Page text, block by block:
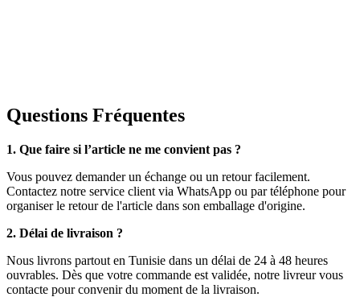
Questions Fréquentes
1. Que faire si l’article ne me convient pas ?
Vous pouvez demander un échange ou un retour facilement.
Contactez notre service client via WhatsApp ou par téléphone pour
organiser le retour de l'article dans son emballage d'origine.
2. Délai de livraison ?
Nous livrons partout en Tunisie dans un délai de 24 à 48 heures
ouvrables. Dès que votre commande est validée, notre livreur vous
contacte pour convenir du moment de la livraison.